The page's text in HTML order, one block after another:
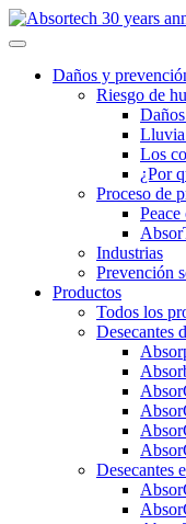
Skip
to
Daños y
Riesgo de
Lluvia
Los
¿Por
Proceso de
Industrias
Prevención
Productos
Todos los
Desecantes
Desecantes